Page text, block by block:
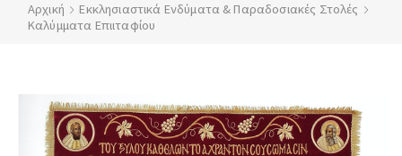
Αρχική
Εκκλησιαστικά Ενδύματα & Παραδοσιακές Στολές
Καλύμματα Επιιταφίου